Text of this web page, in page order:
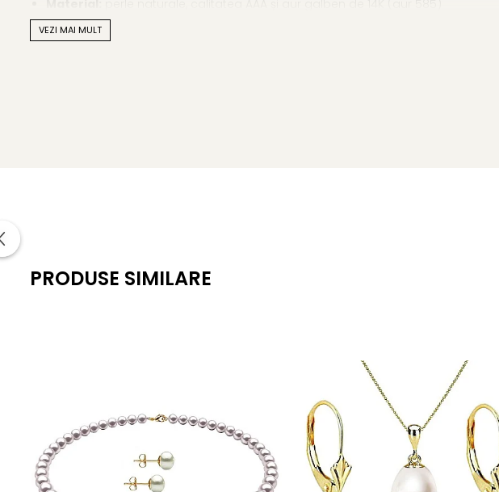
Mărimea perlelor:
este un brand european de bijuterii premium, cu marcă
metale prețioase certificate. Fiecare bijuterie cu perle este însoțită de un
Poartă acest set cu perle albe și aur galben
ca pe un semn de feminitate
Informatii despre structura interna a componentelor din aur si argint
VEZI MAI MULT
PRODUSE SIMILARE